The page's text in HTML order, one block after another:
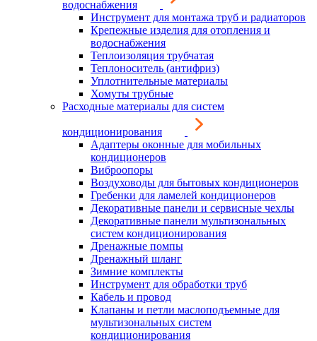
водоснабжения
Инструмент для монтажа труб и радиаторов
Крепежные изделия для отопления и
водоснабжения
Теплоизоляция трубчатая
Теплоноситель (антифриз)
Уплотнительные материалы
Хомуты трубные
Расходные материалы для систем
кондиционирования
Адаптеры оконные для мобильных
кондиционеров
Виброопоры
Воздуховоды для бытовых кондиционеров
Гребенки для ламелей кондиционеров
Декоративные панели и сервисные чехлы
Декоративные панели мультизональных
систем кондиционирования
Дренажные помпы
Дренажный шланг
Зимние комплекты
Инструмент для обработки труб
Кабель и провод
Клапаны и петли маслоподъемные для
мультизональных систем
кондиционирования